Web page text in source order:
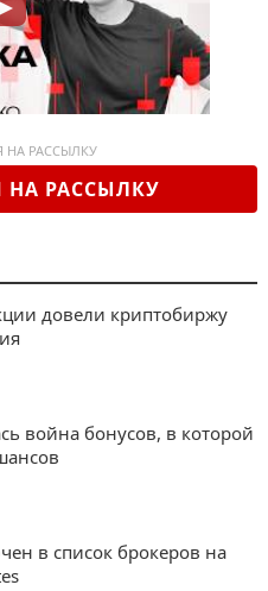
НА РАССЫЛКУ
НА РАССЫЛКУ
довели криптобиржу
война бонусов, в которой
в список брокеров на